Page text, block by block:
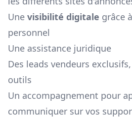
Une visibilité digitale grâce
personnel
Une assistance juridique
Des leads vendeurs
outils
Un accompagnement pour
communiquer sur vos